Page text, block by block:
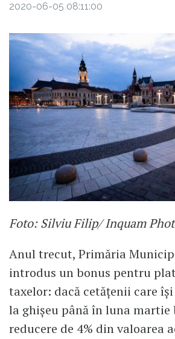
2020-06-05 08:11:00
Foto: Silviu Filip/ Inquam
Anul trecut, Primăria
introdus un bonus pentru
taxelor: dacă cetățenii care
la ghișeu până în luna martie
reducere de 4% din valoarea